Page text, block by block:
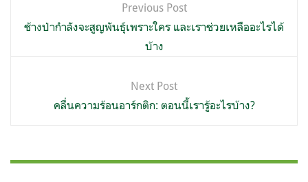
เรื่อง
Previous Post
ช้างป่ากำลังจะสูญพันธุ์เพราะใคร และเราช่วยเหลืออะไรได้
บ้าง
Next Post
คลื่นความร้อนอาร์กติก: ตอนนี้เรารู้อะไรบ้าง?